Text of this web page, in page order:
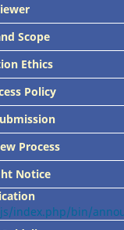
Scope
Ethics
Policy
Process
Notice
index.php/bin/